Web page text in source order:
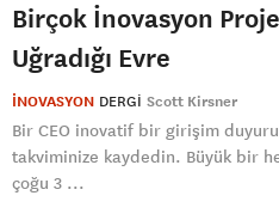
Birçok İnovasyon
Uğradığı Evre
İNOVASYON DERGI Scott Kirsner
Bir CEO inovatif bir girişim
takviminize kaydedin. Büyük bir
çoğu 3 ...